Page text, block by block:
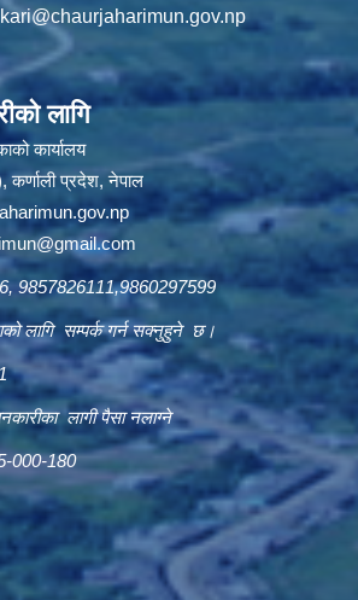
लागि
कार्यालय
कर्णाली प्रदेश, नेपाल
gmail.com
9857826111,9860297599
लागि सम्पर्क गर्न सक्नुहुने छ।
लागी पैसा नलाग्ने
000-180